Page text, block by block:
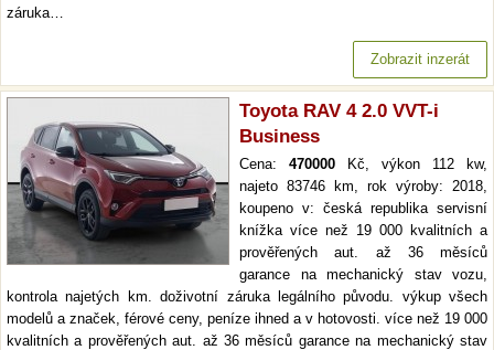
záruka…
Zobrazit inzerát
Toyota RAV 4 2.0 VVT-i
Business
Cena: 470000 Kč, výkon 112 kw,
najeto 83746 km, rok výroby: 2018,
koupeno v: česká republika servisní
knížka více než 19 000 kvalitních a
prověřených aut. až 36 měsíců
garance na mechanický stav vozu,
kontrola najetých km. doživotní záruka legálního původu. výkup všech
modelů a značek, férové ceny, peníze ihned a v hotovosti. více než 19 000
kvalitních a prověřených aut. až 36 měsíců garance na mechanický stav